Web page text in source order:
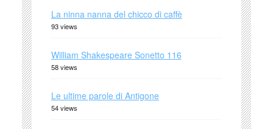
La ninna nanna del chicco di caffè
93 views
William Shakespeare Sonetto 116
58 views
Le ultime parole di Antigone
54 views